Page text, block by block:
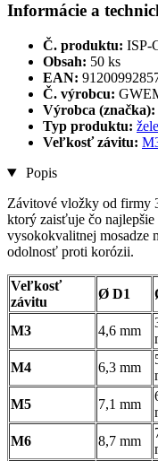
Informácie a
Č. produktu: ISP-
Obsah: 50 ks
EAN:
Č. výrobcu:
Výrobca (značka):
Typ produktu:
Veľkosť závitu:
Popis
Závitové vložky od firmy
ktorý zaisťuje čo
vysokokvalitnej mosadze
odolnosť proti korózii.
Veľkosť
závitu
Ø D1
M3
4,6 mm
M4 6,3 mm
M5 7,1 mm
M6 8,7 mm